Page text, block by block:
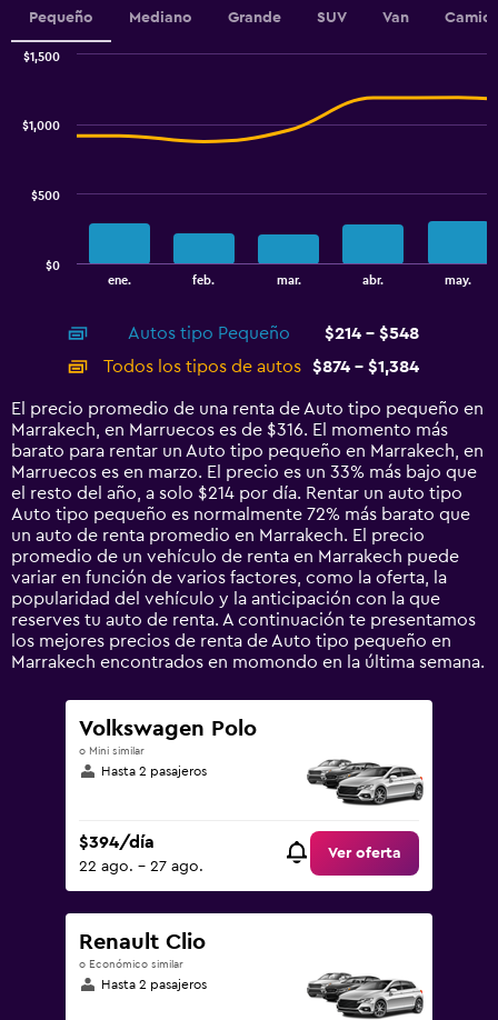
Pequeño Mediano Grande SUV Van
displaying
categories.
14
categories.
The
chart
has
1
Y
axis
displaying
values.
Range:
0
to
1500.
ene. feb. mar. abr. may.
$0
$500
$1,000
$1,500
Autos tipo Pequeño
$214 - $548
Todos los tipos de autos
$874 - $1,384
El precio promedio de una renta de Auto tipo pequeño en
Marrakech, en Marruecos es de $316. El momento más
barato para rentar un Auto tipo pequeño en Marrakech, en
Marruecos es en marzo. El precio es un 33% más bajo que
el resto del año, a solo $214 por día. Rentar un auto tipo
Auto tipo pequeño es normalmente 72% más barato que
un auto de renta promedio en Marrakech. El precio
promedio de un vehículo de renta en Marrakech puede
variar en función de varios factores, como la oferta, la
popularidad del vehículo y la anticipación con la que
reserves tu auto de renta. A continuación te presentamos
los mejores precios de renta de Auto tipo pequeño en
Marrakech encontrados en momondo en la última semana.
Volkswagen Polo
o Mini similar
Hasta 2 pasajeros
$394/día
22 ago. - 27 ago.
Ver oferta
Renault Clio
o Económico similar
Hasta 2 pasajeros